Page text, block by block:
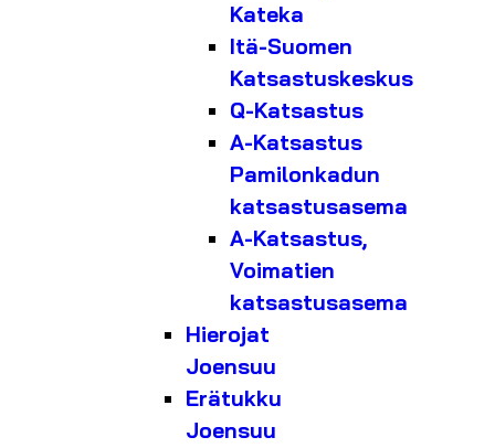
Kateka
Itä-Suomen
Katsastuskeskus
Q-Katsastus
A-Katsastus
Pamilonkadun
katsastusasema
A-Katsastus,
Voimatien
katsastusasema
Hierojat
Joensuu
Erätukku
Joensuu